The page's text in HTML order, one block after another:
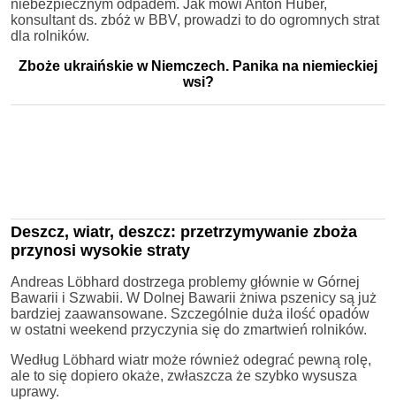
niebezpiecznym odpadem. Jak mówi Anton Huber,
konsultant ds. zbóż w BBV, prowadzi to do ogromnych strat
dla rolników.
Zboże ukraińskie w Niemczech. Panika na niemieckiej
wsi?
Deszcz, wiatr, deszcz: przetrzymywanie zboża
przynosi wysokie straty
Andreas Löbhard dostrzega problemy głównie w Górnej
Bawarii i Szwabii. W Dolnej Bawarii żniwa pszenicy są już
bardziej zaawansowane. Szczególnie duża ilość opadów
w ostatni weekend przyczynia się do zmartwień rolników.
Według Löbhard wiatr może również odegrać pewną rolę,
ale to się dopiero okaże, zwłaszcza że szybko wysusza
uprawy.